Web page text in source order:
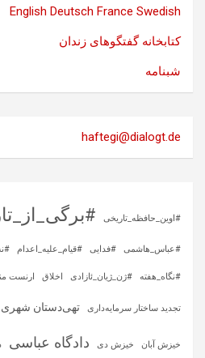
English Deutsch France Swedish
کتابخانه گفتگوهای زندان
شبنامه
haftegi@dialogt.de
#اوین_حافظه_تاریخی
#عباس_هاشمی #فدایی #قیام_علیه_اعدام
#نگاه_هفته #ژن_ژیان_ئازادی اخلاق ارنست
تجدید ساختار سرمایه‌داری تهی‌دستان شهری
خیزش آبان خیزش دی دادگاه عباسی